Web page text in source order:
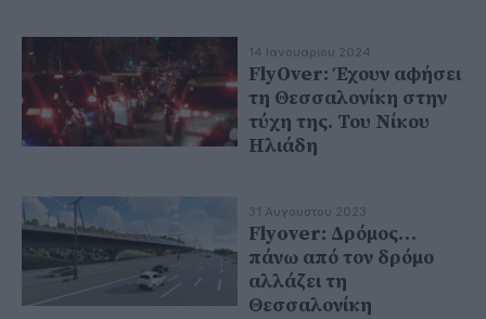
14 Ιανουαρίου 2024
FlyOver: Έχουν αφήσει
τη Θεσσαλονίκη στην
τύχη της. Του Νίκου
Ηλιάδη
31 Αυγούστου 2023
Flyover: Δρόμος…
πάνω από τον δρόμο
αλλάζει τη
Θεσσαλονίκη